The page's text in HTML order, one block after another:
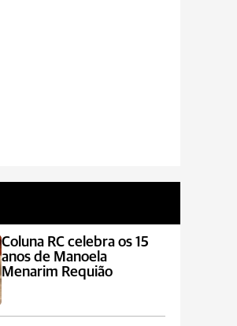
Coluna RC celebra os 15
anos de Manoela
Menarim Requião